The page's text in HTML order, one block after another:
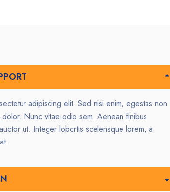
adipiscing elit. Sed nisi enim, egestas non
dolor. Nunc vitae odio sem. Aenean finibus
ut. Integer lobortis scelerisque lorem, a